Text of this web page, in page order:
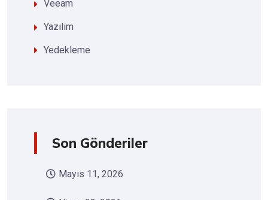
Veeam
Yazılım
Yedekleme
Son Gönderiler
Mayıs 11, 2026